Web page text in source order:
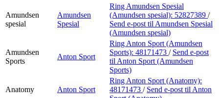
Amundsen
spesial
Amundsen
Spesial
Ring Amundsen Spesial
(Amundsen spesial): 52827389 /
Send e-post til Amundsen Spesial
(Amundsen spesial)
Amundsen
Sports
Anton Sport
Ring Anton Sport (Amundsen
Sports): 48171473 / Send e-post
til Anton Sport (Amundsen
Sports)
Anatomy Anton Sport
Ring Anton Sport (Anatomy):
48171473 / Send e-post til Anton